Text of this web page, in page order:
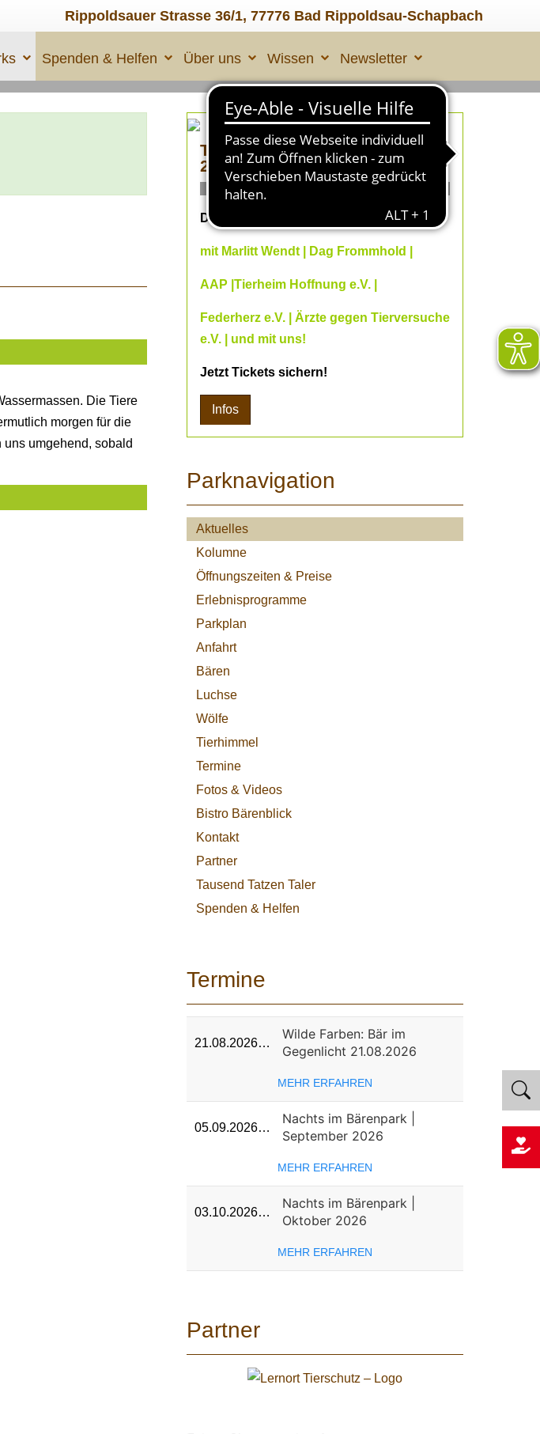
Rippoldsauer Strasse 36/1, 77776 Bad Rippoldsau-Schapbach
Spenden & Helfen Über uns Wissen Newsletter
Die Tiere
morgen für die
umgehend, sobald
TIERLEID made in ÜBERALL
2
ONLINE Fachvorträge
Dein Online--Herbst 2026
mit Marlitt Wendt | Dag Frommhold |
AAP |Tierheim Hoffnung e.V. |
Federherz e.V. | Ärzte gegen Tierversuche
e.V. | und mit uns!
Jetzt Tickets sichern!
Infos
Parknavigation
Aktuelles
Kolumne
Öffnungszeiten & Preise
Erlebnisprogramme
Parkplan
Anfahrt
Bären
Luchse
Wölfe
Tierhimmel
Termine
Fotos & Videos
Bistro Bärenblick
Kontakt
Partner
Tausend Tatzen Taler
Spenden & Helfen
Termine
21.08.2026…
Wilde Farben: Bär im
Gegenlicht 21.08.2026
MEHR ERFAHREN
05.09.2026…
Nachts im Bärenpark |
September 2026
MEHR ERFAHREN
03.10.2026…
Nachts im Bärenpark |
Oktober 2026
MEHR ERFAHREN
Partner